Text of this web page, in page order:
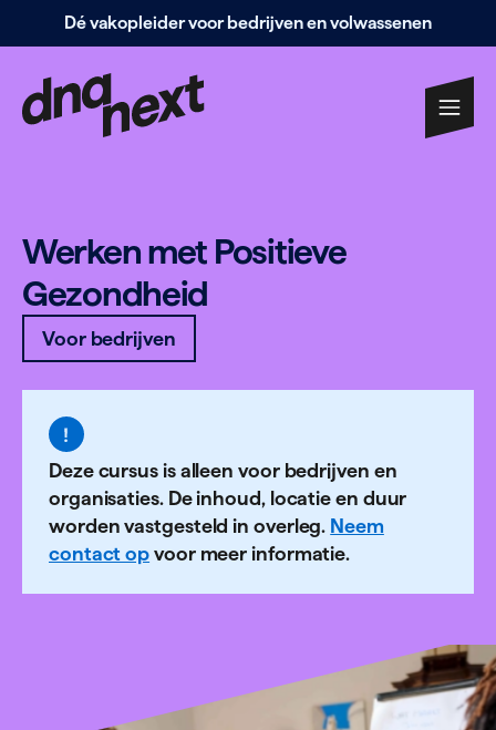
Navigatie
Dé vakopleider voor bedrijven en volwassenen
Werken met Positieve
Gezondheid
Voor bedrijven
Deze cursus is alleen voor bedrijven en
organisaties. De inhoud, locatie en duur
worden vastgesteld in overleg. Neem
contact op voor meer informatie.